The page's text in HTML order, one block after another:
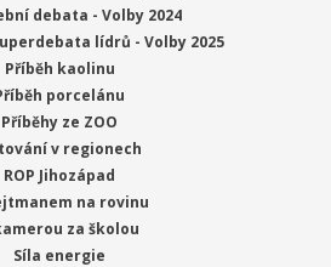
debata - Volby 2024
lídrů - Volby 2025
Příběh kaolinu
porcelánu
Příběhy ze ZOO
v regionech
ROP Jihozápad
na rovinu
za školou
Síla energie